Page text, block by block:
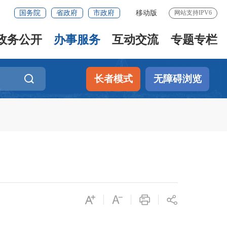
国务院 省政府 市政府 移动版 网站支持IPV6
务公开 办事服务 互动交流 专题专栏
长者模式 无障碍浏览